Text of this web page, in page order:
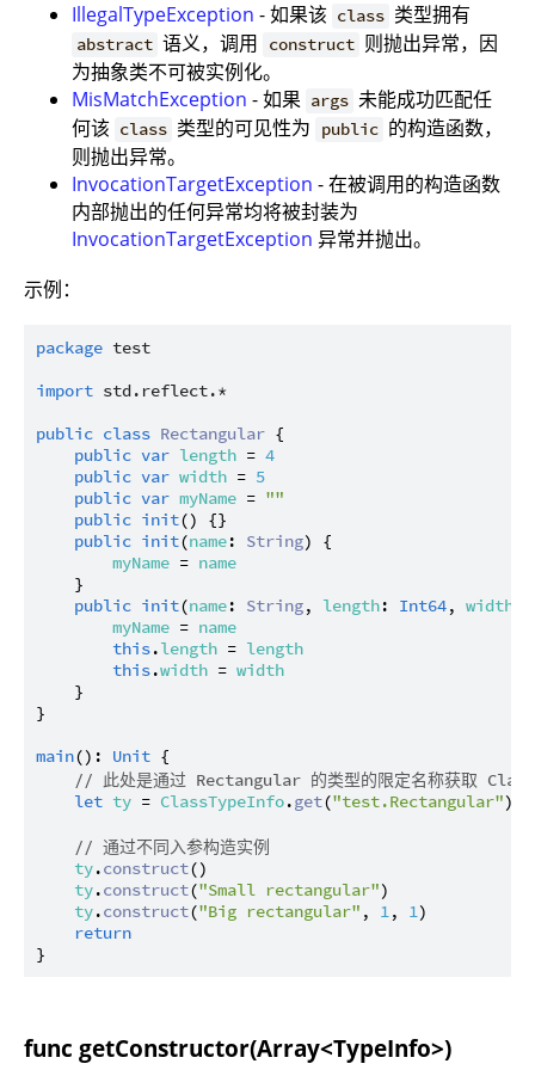
IllegalTypeException - 如果该 class 类型拥有
abstract 语义，调用 construct 则抛出异常，因
为抽象类不可被实例化。
MisMatchException - 如果 args 未能成功匹配任
何该 class 类型的可见性为 public 的构造函数，
则抛出异常。
InvocationTargetException - 在被调用的构造函数
内部抛出的任何异常均将被封装为
InvocationTargetException 异常并抛出。
示例：
package test
import std.reflect.*
public class Rectangular {
public var length = 4
public var width = 5
public var myName = ""
public init() {}
public init(name: String) {
myName = name
    }
public init(name: String, length: Int64, width
myName = name
this.length = length
this.width = width
    }
}
main(): Unit {
// 此处是通过 Rectangular 的类型的限定名称获取
let ty = ClassTypeInfo.get("test.Rectangular")
// 通过不同入参构造实例
ty.construct()
ty.construct("Small rectangular")
ty.construct("Big rectangular" , 1, 1)
return
func getConstructor(Array<TypeInfo>)